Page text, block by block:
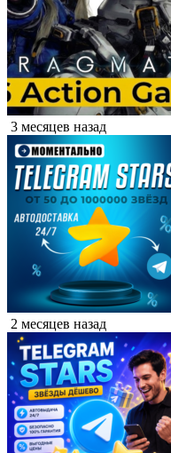
3 месяцев назад
2 месяцев назад